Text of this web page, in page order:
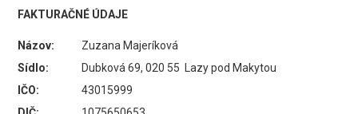
FAKTURAČNÉ ÚDAJE
Názov:
Zuzana Majeríková
Sídlo:
Dubková 69, 020 55 Lazy pod Makytou
IČO:
43015999